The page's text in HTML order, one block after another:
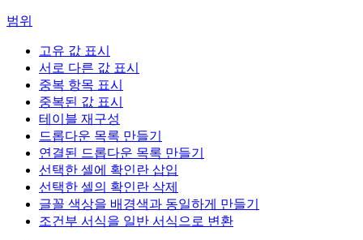
범위
고유 값 표시
서로 다른 값 표시
중복 항목 표시
중복된 값 표시
테이블 재구성
드롭다운 목록 만들기
연결된 드롭다운 목록 만들기
선택한 셀에 확인란 삽입
선택한 셀의 확인란 삭제
글꼴 색상을 배경색과 동일하게 만들기
조건부 서식을 일반 서식으로 변환